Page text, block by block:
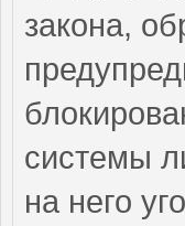
закона,
системы
на него